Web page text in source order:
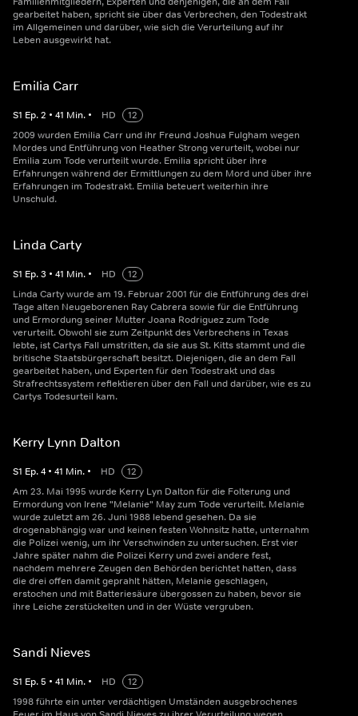
gearbeitet haben, spricht sie über das Verbrechen, den Todestrakt
im Allgemeinen und darüber, wie sich die Verurteilung auf ihr
Leben ausgewirkt hat.
Emilia Carr
S1 Ep.2 • 41 Min. • HD
12
2009 wurden Emilia Carr und ihr Freund Joshua Fulgham wegen
Mordes und Entführung von Heather Strong verurteilt, wobei nur
Emilia zum Tode verurteilt wurde. Emilia spricht über ihre
Erfahrungen während der Ermittlungen zu dem Mord und über ihre
Erfahrungen im Todestrakt. Emilia beteuert weiterhin ihre
Unschuld.
Linda Carty
S1 Ep.3 • 41 Min. • HD
12
Linda Carty wurde am 19. Februar 2001 für die Entführung des drei
Tage alten Neugeborenen Ray Cabrera sowie für die Entführung
und Ermordung seiner Mutter Joana Rodriguez zum Tode
verurteilt. Obwohl sie zum Zeitpunkt des Verbrechens in Texas
lebte, ist Cartys Fall umstritten, da sie aus St. Kitts stammt und die
britische Staatsbürgerschaft besitzt. Diejenigen, die an dem Fall
gearbeitet haben, und Experten für den Todestrakt und das
Strafrechtssystem reflektieren über den Fall und darüber, wie es zu
Cartys Todesurteil kam.
Kerry Lynn Dalton
S1 Ep.4 • 41 Min. • HD
12
Am 23. Mai 1995 wurde Kerry Lyn Dalton für die Folterung und
Ermordung von Irene "Melanie" May zum Tode verurteilt. Melanie
wurde zuletzt am 26. Juni 1988 lebend gesehen. Da sie
drogenabhängig war und keinen festen Wohnsitz hatte, unternahm
die Polizei wenig, um ihr Verschwinden zu untersuchen. Erst vier
Jahre später nahm die Polizei Kerry und zwei andere fest,
nachdem mehrere Zeugen den Behörden berichtet hatten, dass
die drei offen damit geprahlt hätten, Melanie geschlagen,
erstochen und mit Batteriesäure übergossen zu haben, bevor sie
ihre Leiche zerstückelten und in der Wüste vergruben.
Sandi Nieves
S1 Ep.5 • 41 Min. • HD
12
1998 führte ein unter verdächtigen Umständen ausgebrochenes